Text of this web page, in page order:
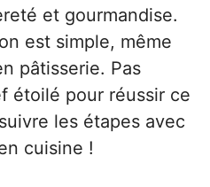
et gourmandise.
est simple, même
pâtisserie. Pas
étoilé pour réussir ce
les étapes avec
cuisine !